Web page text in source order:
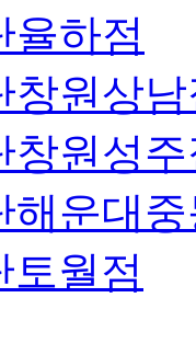
율하점
창원상
창원성
해운대
토월점